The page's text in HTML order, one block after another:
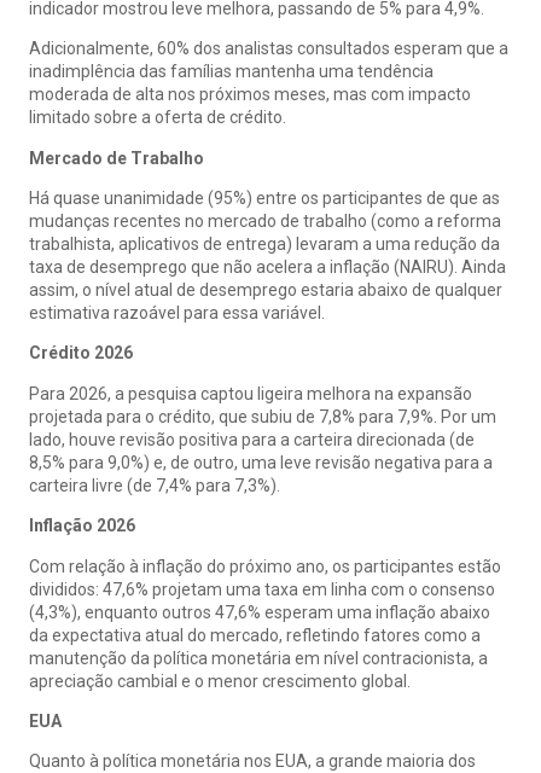
indicador mostrou leve melhora, passando de 5% para 4,9%.
Adicionalmente, 60% dos analistas consultados esperam que a
inadimplência das famílias mantenha uma tendência
moderada de alta nos próximos meses, mas com impacto
limitado sobre a oferta de crédito.
Mercado de Trabalho
Há quase unanimidade (95%) entre os participantes de que as
mudanças recentes no mercado de trabalho (como a reforma
trabalhista, aplicativos de entrega) levaram a uma redução da
taxa de desemprego que não acelera a inflação (NAIRU). Ainda
assim, o nível atual de desemprego estaria abaixo de qualquer
estimativa razoável para essa variável.
Crédito 2026
Para 2026, a pesquisa captou ligeira melhora na expansão
projetada para o crédito, que subiu de 7,8% para 7,9%. Por um
lado, houve revisão positiva para a carteira direcionada (de
8,5% para 9,0%) e, de outro, uma leve revisão negativa para a
carteira livre (de 7,4% para 7,3%).
Inflação 2026
Com relação à inflação do próximo ano, os participantes estão
divididos: 47,6% projetam uma taxa em linha com o consenso
(4,3%), enquanto outros 47,6% esperam uma inflação abaixo
da expectativa atual do mercado, refletindo fatores como a
manutenção da política monetária em nível contracionista, a
apreciação cambial e o menor crescimento global.
EUA
Quanto à política monetária nos EUA, a grande maioria dos